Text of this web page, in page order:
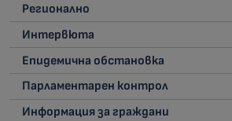
Регионално
Интервюта
Епидемична обстановка
Парламентарен контрол
Информация за граждани